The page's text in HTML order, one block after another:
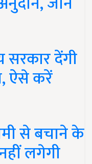
सरकार देंगी
ऐसे करें
से बचाने के
लगेगी